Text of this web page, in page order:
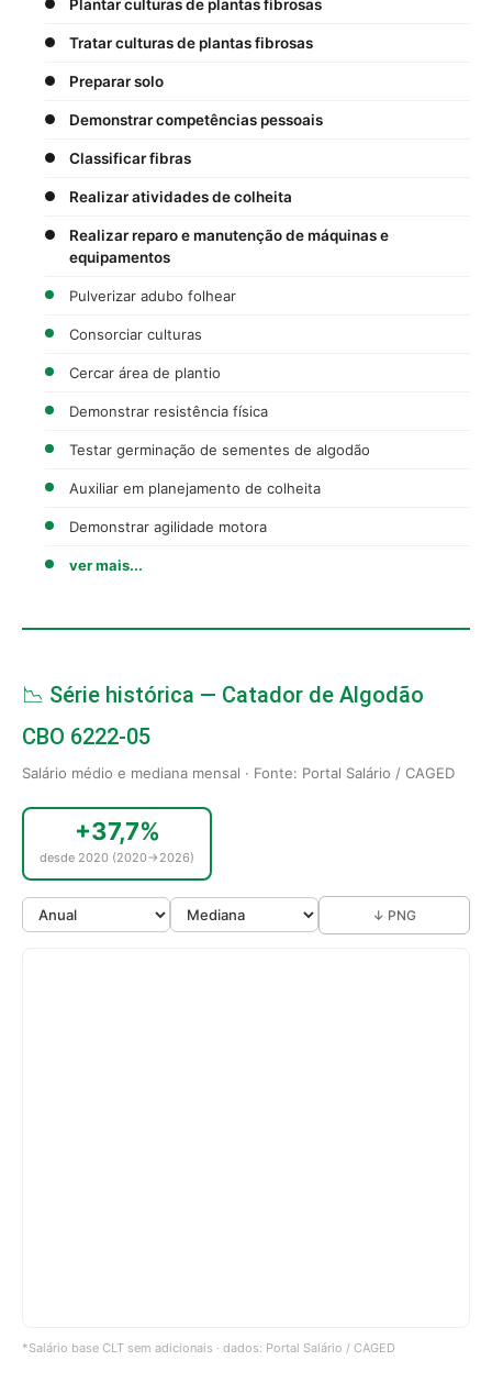
Plantar culturas de plantas fibrosas
Tratar culturas de plantas fibrosas
Preparar solo
Demonstrar competências pessoais
Classificar fibras
Realizar atividades de colheita
Realizar reparo e manutenção de máquinas e
equipamentos
Pulverizar adubo folhear
Consorciar culturas
Cercar área de plantio
Demonstrar resistência física
Testar germinação de sementes de algodão
Auxiliar em planejamento de colheita
Demonstrar agilidade motora
ver mais...
📉 Série histórica — Catador de Algodão
CBO 6222-05
Salário médio e mediana mensal · Fonte: Portal Salário / CAGED
+37,7%
desde 2020 (2020→2026)
↓ PNG
*Salário base CLT sem adicionais · dados: Portal Salário / CAGED